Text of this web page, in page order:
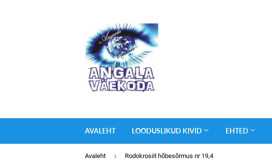
AVALEHT LOODUSLIKUD KIVID EHTED
Avaleht › Rodokrosiit hõbesõrmus nr 19,4